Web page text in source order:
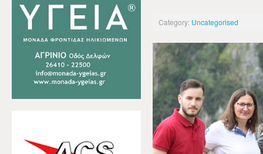
Category: Uncategorised